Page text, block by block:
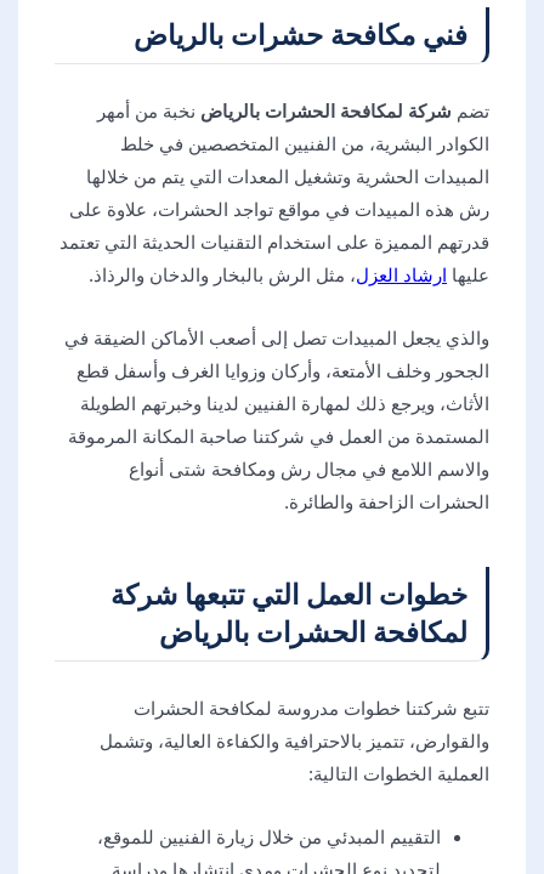
فني مكافحة حشرات بالرياض
تضم شركة لمكافحة الحشرات بالرياض نخبة من أمهر
الكوادر البشرية، من الفنيين المتخصصين في خلط
المبيدات الحشرية وتشغيل المعدات التي يتم من خلالها
رش هذه المبيدات في مواقع تواجد الحشرات، علاوة على
قدرتهم المميزة على استخدام التقنيات الحديثة التي تعتمد
عليها ارشاد العزل، مثل الرش بالبخار والدخان والرذاذ.
والذي يجعل المبيدات تصل إلى أصعب الأماكن الضيقة في
الجحور وخلف الأمتعة، وأركان وزوايا الغرف وأسفل قطع
الأثاث، ويرجع ذلك لمهارة الفنيين لدينا وخبرتهم الطويلة
المستمدة من العمل في شركتنا صاحبة المكانة المرموقة
والاسم اللامع في مجال رش ومكافحة شتى أنواع
الحشرات الزاحفة والطائرة.
خطوات العمل التي تتبعها شركة
لمكافحة الحشرات بالرياض
تتبع شركتنا خطوات مدروسة لمكافحة الحشرات
والقوارض، تتميز بالاحترافية والكفاءة العالية، وتشمل
العملية الخطوات التالية:
التقييم المبدئي من خلال زيارة الفنيين للموقع،